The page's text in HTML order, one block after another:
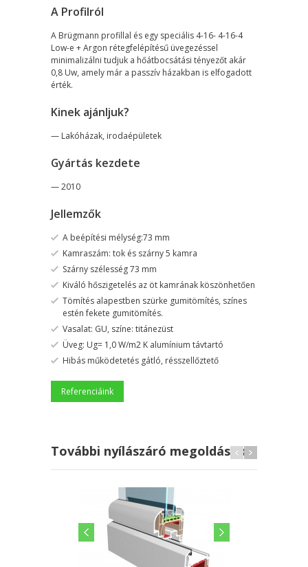
A Profilról
A Brügmann profillal és egy speciális 4-16- 4-16-4
Low-e + Argon rétegfelépítésű üvegezéssel
minimalizálni tudjuk a hőátbocsátási tényezőt akár
0,8 Uw, amely már a passzív házakban is elfogadott
érték.
Kinek ajánljuk?
— Lakóházak, irodaépületek
Gyártás kezdete
— 2010
Jellemzők
A beépítési mélység:73 mm
Kamraszám: tok és szárny 5 kamra
Szárny szélesség 73 mm
Kiváló hőszigetelés az öt kamrának köszönhetően
Tömítés alapestben szürke gumitömítés, színes
estén fekete gumitömítés.
Vasalat: GU, színe: titánezüst
Üveg: Ug= 1,0 W/m2 K alumínium távtartó
Hibás működetetés gátló, résszellőztető
Referenciáink
További nyílászáró megoldások